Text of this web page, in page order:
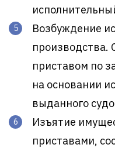
Возбуждение
производства.
приставом по
на основании
выданного
Изъятие
приставами,